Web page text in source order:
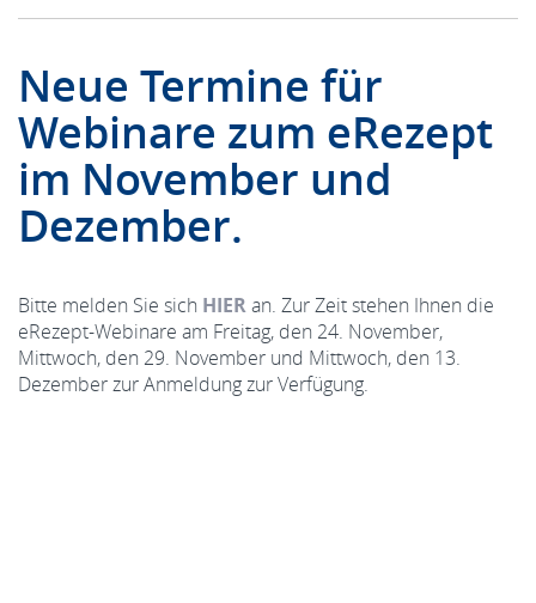
Neue Termine für
Webinare zum eRezept
im November und
Dezember.
Bitte melden Sie sich HIERan. Zur Zeit stehen Ihnen die
eRezept-Webinare am Freitag, den 24. November,
Mittwoch, den 29. November und Mittwoch, den 13.
Dezember zur Anmeldung zur Verfügung.